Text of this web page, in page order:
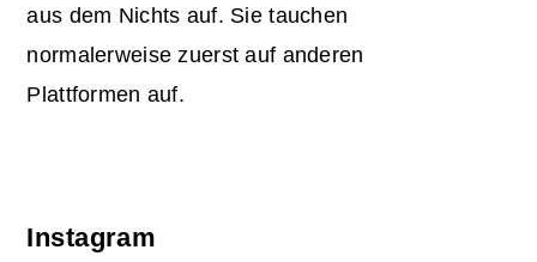
aus dem Nichts auf. Sie tauchen
normalerweise zuerst auf anderen
Plattformen auf.
Instagram